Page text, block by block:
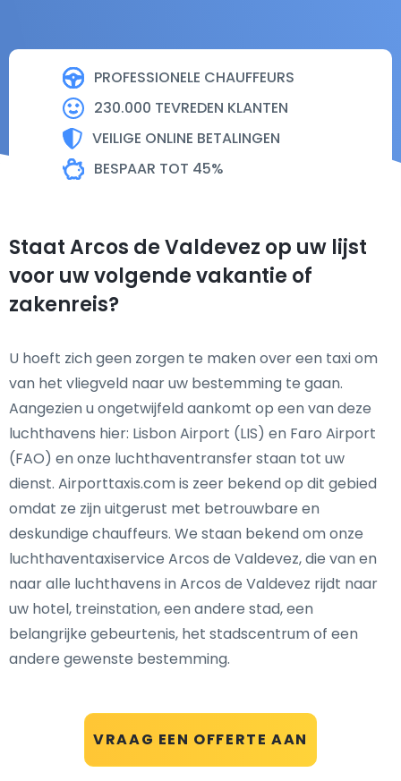
PROFESSIONELE CHAUFFEURS
230.000 TEVREDEN KLANTEN
VEILIGE ONLINE BETALINGEN
BESPAAR TOT 45%
VRAAG EEN OFFERTE AAN
Staat Arcos de Valdevez op uw lijst
voor uw volgende vakantie of
zakenreis?
U hoeft zich geen zorgen te maken over een taxi om
van het vliegveld naar uw bestemming te gaan.
Aangezien u ongetwijfeld aankomt op een van deze
luchthavens hier: Lisbon Airport (LIS) en Faro Airport
(FAO) en onze luchthaventransfer staan tot uw
dienst. Airporttaxis.com is zeer bekend op dit gebied
omdat ze zijn uitgerust met betrouwbare en
deskundige chauffeurs. We staan bekend om onze
luchthaventaxiservice Arcos de Valdevez, die van en
naar alle luchthavens in Arcos de Valdevez rijdt naar
uw hotel, treinstation, een andere stad, een
belangrijke gebeurtenis, het stadscentrum of een
andere gewenste bestemming.